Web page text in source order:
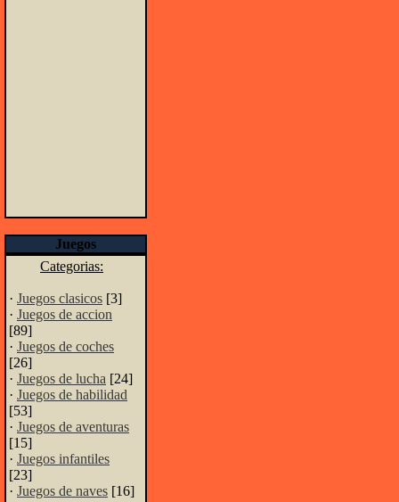
Juegos
Categorias:
· Juegos clasicos [3]
· Juegos de accion
[89]
· Juegos de coches
[26]
· Juegos de lucha [24]
· Juegos de habilidad
[53]
· Juegos de aventuras
[15]
· Juegos infantiles
[23]
· Juegos de naves [16]